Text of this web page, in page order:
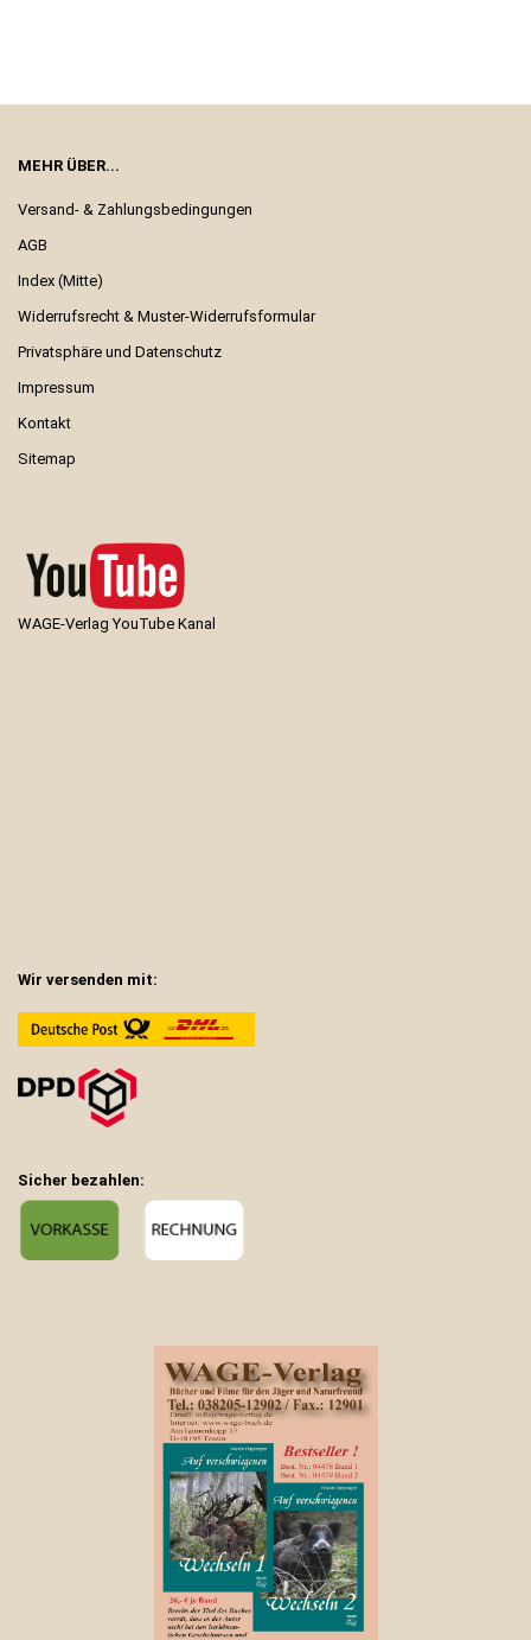
MEHR ÜBER...
Versand- & Zahlungsbedingungen
AGB
Index (Mitte)
Widerrufsrecht & Muster-Widerrufsformular
Privatsphäre und Datenschutz
Impressum
Kontakt
Sitemap
WAGE-Verlag YouTube Kanal
Wir versenden mit:
Sicher bezahlen: